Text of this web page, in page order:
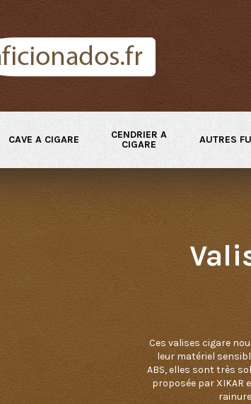
CAVE A CIGARE
CENDRIER A
CIGARE
AUTRES
Ces valises cigare
leur matériel
ABS, elles sont très
proposée par XIKAR